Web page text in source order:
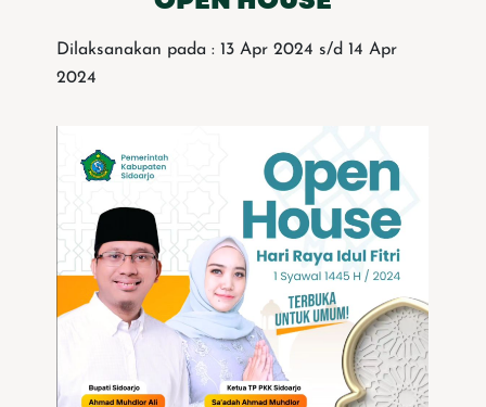
Dilaksanakan pada : 13 Apr 2024 s/d 14 Apr
2024